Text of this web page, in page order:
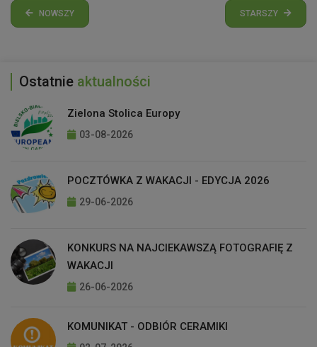
NOWSZY STARSZY
Ostatnie aktualności
Zielona Stolica Europy
03-08-2026
POCZTÓWKA Z WAKACJI - EDYCJA 2026
29-06-2026
KONKURS NA NAJCIEKAWSZĄ FOTOGRAFIĘ Z
WAKACJI
26-06-2026
KOMUNIKAT - ODBIÓR CERAMIKI